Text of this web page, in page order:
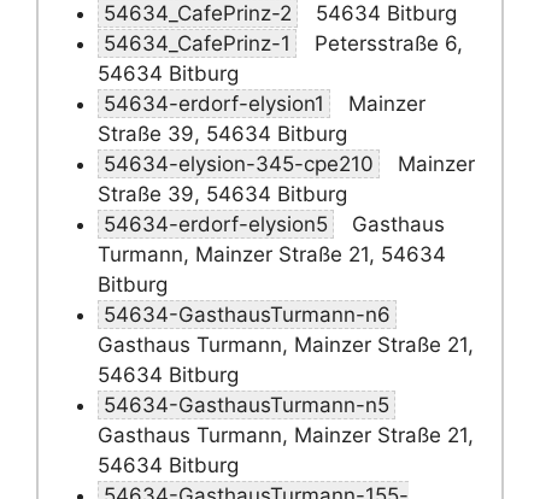
54634_CafePrinz-2
54634 Bitburg
54634_CafePrinz-1
Petersstraße 6,
54634 Bitburg
54634-erdorf-elysion1
Mainzer
Straße 39, 54634 Bitburg
54634-elysion-345-cpe210
Mainzer
Straße 39, 54634 Bitburg
54634-erdorf-elysion5
Gasthaus
Turmann, Mainzer Straße 21, 54634
Bitburg
54634-GasthausTurmann-n6
Gasthaus Turmann, Mainzer Straße 21,
54634 Bitburg
54634-GasthausTurmann-n5
Gasthaus Turmann, Mainzer Straße 21,
54634 Bitburg